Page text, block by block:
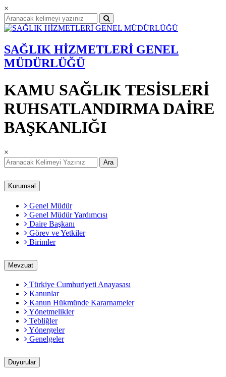
×
SAĞLIK HİZMETLERİ GENEL
MÜDÜRLÜĞÜ
KAMU SAĞLIK TESİSLERİ
RUHSATLANDIRMA DAİRE
BAŞKANLIĞI
×
Ara
Kurumsal
Genel Müdür
Genel Müdür Yardımcısı
Daire Başkanı
Görev ve Yetkiler
Birimler
Mevzuat
Türkiye Cumhuriyeti Anayasası
Kanunlar
Kanun Hükmünde Kararnameler
Yönetmelikler
Tebliğler
Yönergeler
Genelgeler
Duyurular